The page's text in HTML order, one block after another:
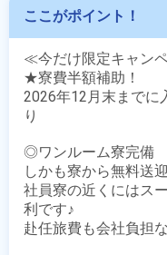
ここがポイント！
≪今だけ限定キャン
★寮費半額補助！
2026年12月末までに
り
◎ワンルーム寮完備
しかも寮から無料送
社員寮の近くにはス
利です♪
赴任旅費も会社負担